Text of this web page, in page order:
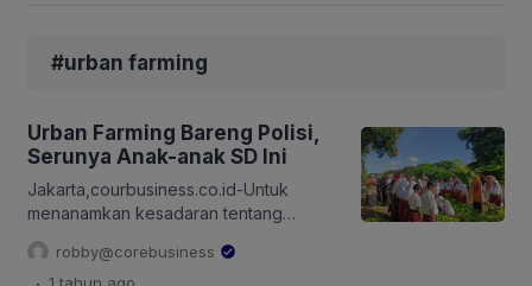
#urban farming
Urban Farming Bareng Polisi,
Serunya Anak-anak SD Ini
Jakarta,courbusiness.co.id-Untuk
menanamkan kesadaran tentang
pentingnya ketahanan pangan sejak
usia dini, Polsek Cengkareng bersama
robby@corebusiness
.